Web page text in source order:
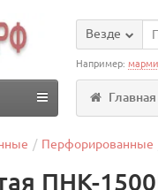
Везде
Например:
Главная
Перфорированные
ПНК-